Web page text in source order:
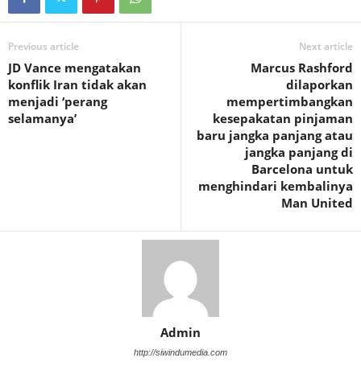
Previous article
JD Vance mengatakan
konflik Iran tidak akan
menjadi ‘perang
selamanya’
Next article
Marcus Rashford
dilaporkan
mempertimbangkan
kesepakatan pinjaman
baru jangka panjang atau
jangka panjang di
Barcelona untuk
menghindari kembalinya
Man United
Admin
http://siwindumedia.com